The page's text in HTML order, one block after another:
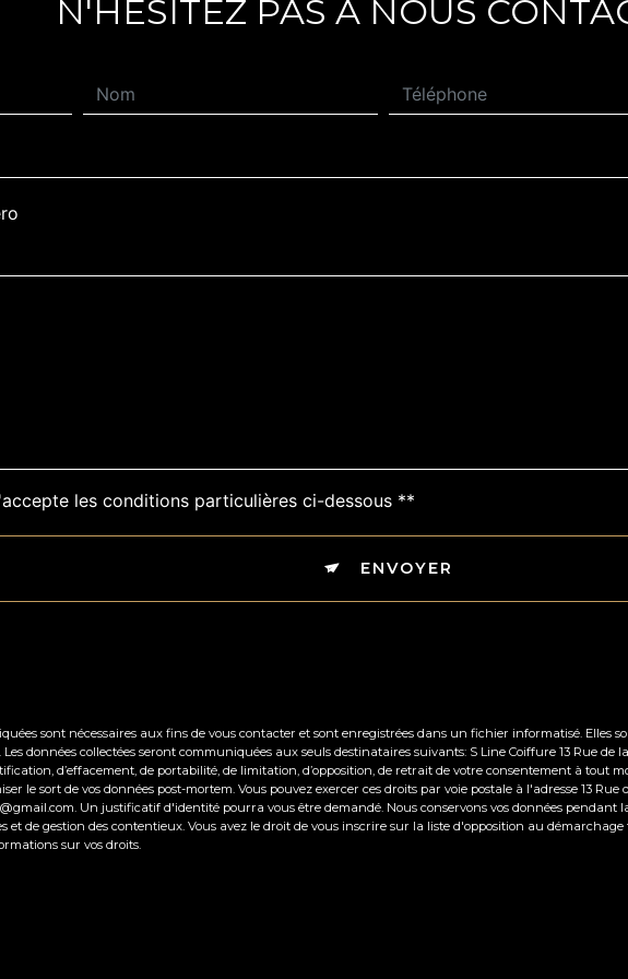
N'HÉSITEZ PAS À NOUS
les conditions particulières ci-dessous **
ENVOYER
sont nécessaires aux fins de vous contacter et sont enregistrées dans un fichier informatisé. Elles
données collectées seront communiquées aux seuls destinataires suivants: S Line Coiffure 13 Rue
d’effacement, de portabilité, de limitation, d’opposition, de retrait de votre consentement à
le sort de vos données post-mortem. Vous pouvez exercer ces droits par voie postale à l'adresse 13
Un justificatif d'identité pourra vous être demandé. Nous conservons vos données pendant
et de gestion des contentieux. Vous avez le droit de vous inscrire sur la liste d'opposition au
sur vos droits.